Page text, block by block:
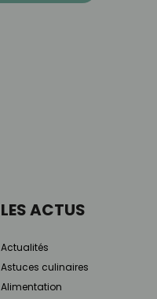
LES ACTUS
Actualités
Astuces culinaires
Alimentation